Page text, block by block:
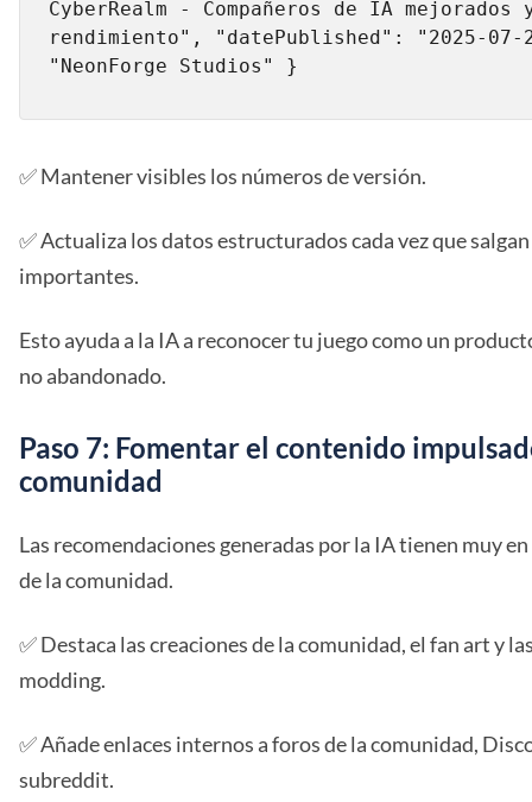
CyberRealm - Compañeros de IA
rendimiento", "datePublished": "2025-
"NeonForge Studios" }
✅ Mantener visibles los números de versión.
✅ Actualiza los datos estructurados cada vez que
importantes.
Esto ayuda a la IA a reconocer tu juego como un
no abandonado.
Paso 7: Fomentar el contenido
comunidad
Las recomendaciones generadas por la IA tienen muy
de la comunidad.
✅ Destaca las creaciones de la comunidad, el fan art y
modding.
✅ Añade enlaces internos a foros de la comunidad,
subreddit.